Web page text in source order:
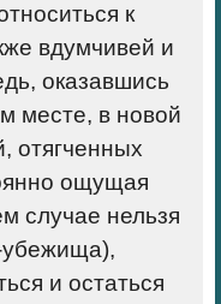
к
вдумчивей и
оказавшись
месте, в новой
отягченных
ощущая
случае нельзя
убежища),
и остаться